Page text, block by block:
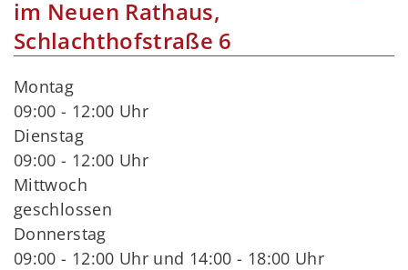
im Neuen Rathaus,
Schlachthofstraße 6
Montag
09:00 - 12:00 Uhr
Dienstag
09:00 - 12:00 Uhr
Mittwoch
geschlossen
Donnerstag
09:00 - 12:00 Uhr und 14:00 - 18:00 Uhr